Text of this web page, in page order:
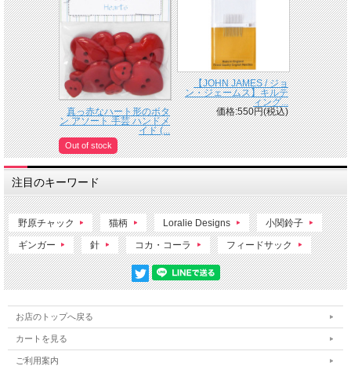
真っ赤なハート形のボタ
ン アソート 手芸 ハンドメ
イド (...
Out of stock
【JOHN JAMES / ジョ
ン・ジェームス】キルテ
ィング...
価格:550円(税込)
注目のキーワード
野原チャック 猫柄 Loralie Designs 小関鈴子
ギンガー 針 コカ・コーラ フィードサック
お店のトップへ戻る
カートを見る
ご利用案内